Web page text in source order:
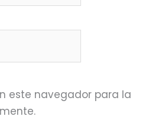
este navegador para la